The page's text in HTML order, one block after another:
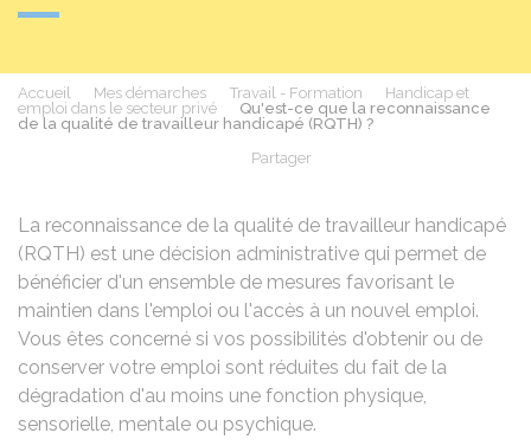
Accueil Mes démarches Travail - Formation
Handicap et
emploi dans le secteur privé
Qu'est-ce que la reconnaissance
de la qualité de travailleur handicapé (RQTH) ?
Partager
La reconnaissance de la qualité de travailleur handicapé
(RQTH) est une décision administrative qui permet de
bénéficier d'un ensemble de mesures favorisant le
maintien dans l'emploi ou l'accès à un nouvel emploi.
Vous êtes concerné si vos possibilités d'obtenir ou de
conserver votre emploi sont réduites du fait de la
dégradation d'au moins une fonction physique,
sensorielle, mentale ou psychique.